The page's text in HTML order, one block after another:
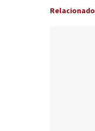
Relacionado